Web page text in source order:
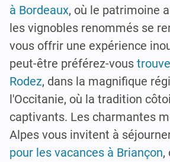
à Bordeaux, où le patrimoine
les vignobles renommés se
vous offrir une expérience
peut-être préférez-vous
Rodez, dans la magnifique
l'Occitanie, où la tradition
captivants. Les charmantes
Alpes vous invitent à
pour les vacances à Briançon,